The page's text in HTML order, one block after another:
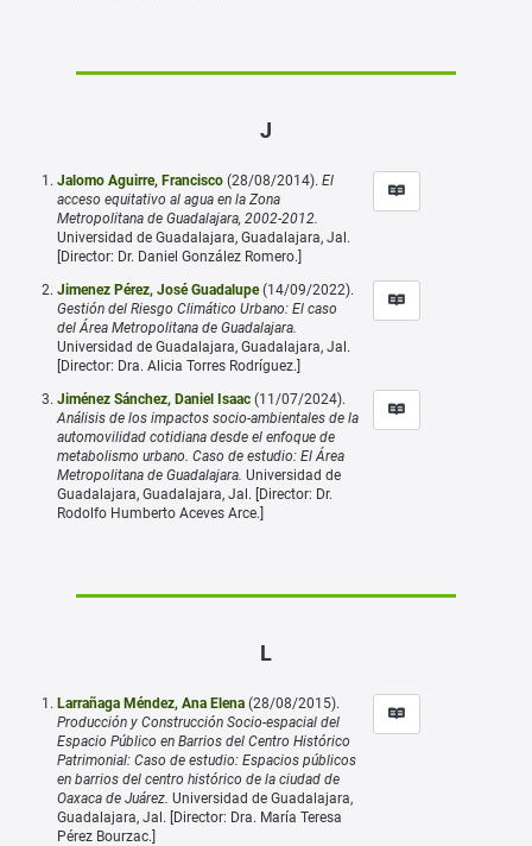
J
Jalomo Aguirre, Francisco (28/08/2014). El
acceso equitativo al agua en la Zona
Metropolitana de Guadalajara, 2002-2012.
Universidad de Guadalajara, Guadalajara, Jal.
[Director: Dr. Daniel González Romero.]
Jimenez Pérez, José Guadalupe (14/09/2022).
Gestión del Riesgo Climático Urbano: El caso
del Área Metropolitana de Guadalajara.
Universidad de Guadalajara, Guadalajara, Jal.
[Director: Dra. Alicia Torres Rodríguez.]
Jiménez Sánchez, Daniel Isaac (11/07/2024).
Análisis de los impactos socio-ambientales de la
automovilidad cotidiana desde el enfoque de
metabolismo urbano. Caso de estudio: El Área
Metropolitana de Guadalajara. Universidad de
Guadalajara, Guadalajara, Jal. [Director: Dr.
Rodolfo Humberto Aceves Arce.]
L
Larrañaga Méndez, Ana Elena (28/08/2015).
Producción y Construcción Socio-espacial del
Espacio Público en Barrios del Centro Histórico
Patrimonial: Caso de estudio: Espacios públicos
en barrios del centro histórico de la ciudad de
Oaxaca de Juárez. Universidad de Guadalajara,
Guadalajara, Jal. [Director: Dra. María Teresa
Pérez Bourzac.]